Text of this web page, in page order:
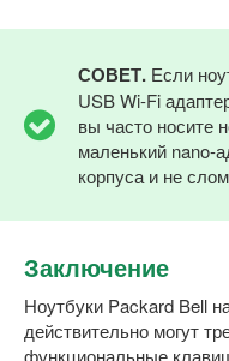
СОВЕТ. Если
USB Wi-Fi
вы часто носите
маленький nano-
корпуса и не
Заключение
Ноутбуки Packard Bell
действительно могут
функциональные